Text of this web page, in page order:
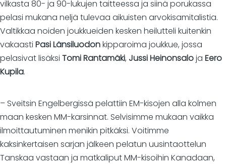
vilkasta 80- ja 90-lukujen taitteessa ja siinä porukassa
pelasi mukana neljä tulevaa aikuisten arvokisamitalistia.
Valtikkaa noiden joukkueiden kesken heilutteli kuitenkin
vakaasti Pasi Länsiluodonkipparoima joukkue, jossa
pelasivat lisäksi Tomi Rantamäki, Jussi Heinonsaloja Eero
Kupila.
– Sveitsin Engelbergissä pelattiin EM-kisojen alla kolmen
maan kesken MM-karsinnat. Selvisimme mukaan vaikka
ilmoittautuminen menikin pitkäksi. Voitimme
kaksinkertaisen sarjan jälkeen pelatun uusintaottelun
Tanskaa vastaan ja matkaliput MM-kisoihin Kanadaan,